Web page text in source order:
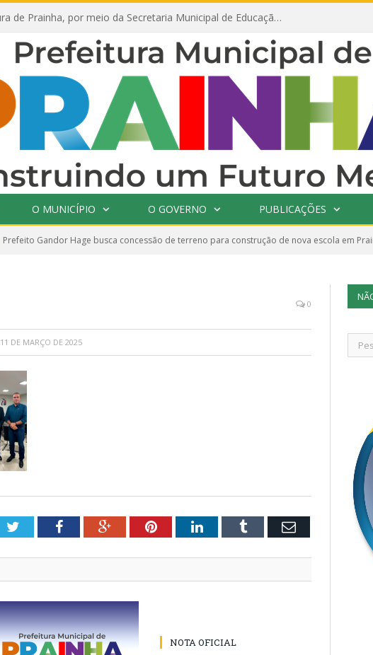
Prefeitura de Prainha, por meio da Secretaria Municipal de Educação, abre 354 vagas na área da Educação para 2025 com processo seletivo simplificado
O MUNICÍPIO O GOVERNO PUBLICAÇÕES
Prefeito Gandor Hage busca concessão de terreno para construção de nova escola em
0
11 DE MARÇO DE 2025
TwitterFacebookGoogle+PinterestLinkedInTumblr Email
NOTA OFICIAL